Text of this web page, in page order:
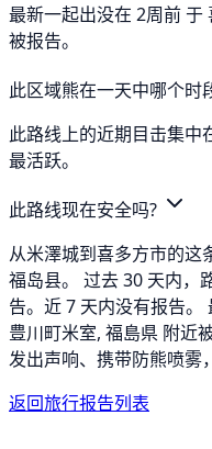
最新一起出没在 2周前 于
被报告。
此区域熊在一天中哪个时
此路线上的近期目击集中
最活跃。
此路线现在安全吗?
从米澤城到喜多方市的这
福岛县。 过去 30 天内，
告。近 7 天内没有报告
豊川町米室, 福島県 附近
发出声响、携带防熊喷雾
返回旅行报告列表